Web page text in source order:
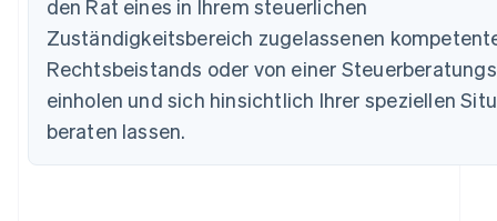
den Rat eines in Ihrem steuerlichen
Zuständigkeitsbereich zugelassenen
Rechtsbeistands oder von einer
einholen und sich hinsichtlich Ihrer speziellen
beraten lassen.
Nederlands FrançaisDeutschEnglish
Brasilien
Português English
Bulgarien
English
Dänemark
Deutschland